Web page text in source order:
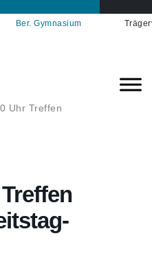
Ber. Gymnasium
Uhr Treffen